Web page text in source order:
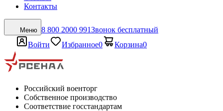
Контакты
Меню 8 800 2000 991Звонок бесплатный
Войти
Избранное0 Корзина0
Российский военторг
Собственное производство
Соответствие госстандартам